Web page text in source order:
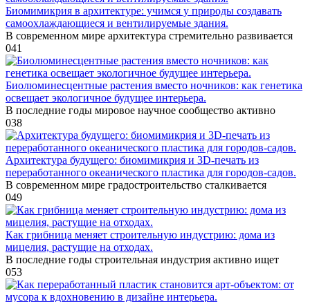
Биомимикрия в архитектуре: учимся у природы создавать
самоохлаждающиеся и вентилируемые здания.
В современном мире архитектура стремительно развивается
041
Биолюминесцентные растения вместо ночников: как генетика
освещает экологичное будущее интерьера.
В последние годы мировое научное сообщество активно
038
Архитектура будущего: биомимикрия и 3D-печать из
переработанного океанического пластика для городов-садов.
В современном мире градостроительство сталкивается
049
Как грибница меняет строительную индустрию: дома из
мицелия, растущие на отходах.
В последние годы строительная индустрия активно ищет
053